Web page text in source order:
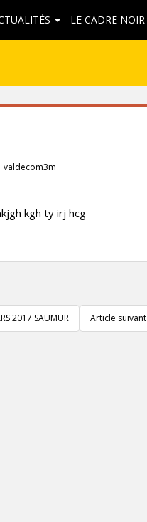
LE CADRE NOIR
valdecom3m
kgh ty irj hcg
2017 SAUMUR Article suivant